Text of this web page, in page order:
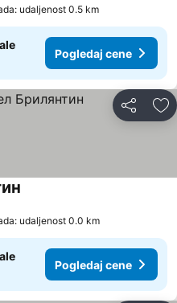
udaljenost 0.5 km
Pogledaj cene
Deli
udaljenost 0.0 km
Pogledaj cene